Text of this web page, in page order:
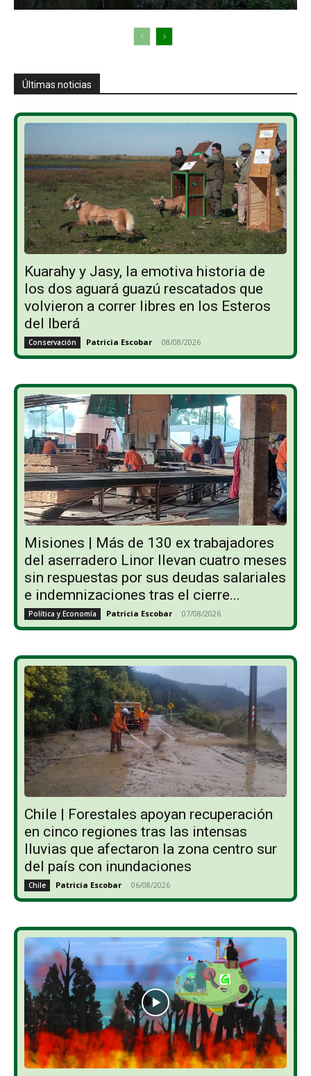
Últimas noticias
Kuarahy y Jasy, la emotiva historia de
los dos aguará guazú rescatados que
volvieron a correr libres en los Esteros
del Iberá
Conservación Patricia Escobar - 08/08/2026
Misiones | Más de 130 ex trabajadores
del aserradero Linor llevan cuatro meses
sin respuestas por sus deudas salariales
e indemnizaciones tras el cierre...
Política y Economía Patricia Escobar - 07/08/2026
Chile | Forestales apoyan recuperación
en cinco regiones tras las intensas
lluvias que afectaron la zona centro sur
del país con inundaciones
Chile Patricia Escobar - 06/08/2026